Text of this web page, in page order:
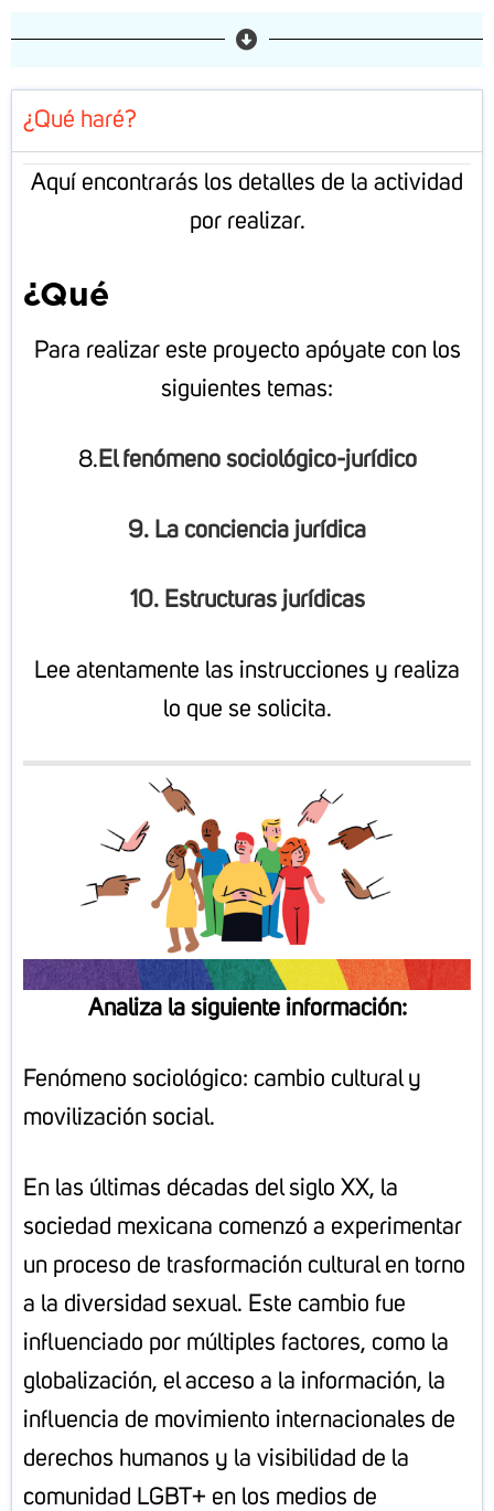
¿Qué haré?
Aquí encontrarás los detalles de la actividad
por realizar.
¿Qué
Para realizar este proyecto apóyate con los
siguientes temas:
8. El fenómeno sociológico-jurídico
9. La conciencia jurídica
10. Estructuras jurídicas
Lee atentamente las instrucciones y realiza
lo que se solicita.
Analiza la siguiente información:
Fenómeno sociológico: cambio cultural y
movilización social.
En las últimas décadas del siglo XX, la
sociedad mexicana comenzó a experimentar
un proceso de trasformación cultural en torno
a la diversidad sexual. Este cambio fue
influenciado por múltiples factores, como la
globalización, el acceso a la información, la
influencia de movimiento internacionales de
derechos humanos y la visibilidad de la
comunidad LGBT+ en los medios de